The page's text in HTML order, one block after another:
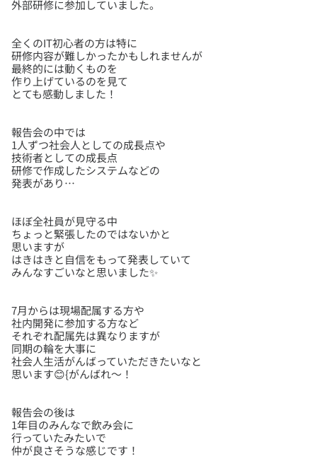
全くのIT初心者の方は特に
研修内容が難しかったかもしれませんが
最終的には動くものを
作り上げているのを見て
報告会の中では
1人ずつ社会人としての成長点や
技術者としての成長点
研修で作成したシステムなどの
ほぼ全社員が見守る中
ちょっと緊張したのではないかと
思いますが
はきはきと自信をもって発表していて
7月からは現場配属する方や
社内開発に参加する方など
それぞれ配属先は異なりますが
同期の輪を大事に
社会人生活がんばっていただきたいなと
報告会の後は
1年目のみんなで飲み会に
行っていたみたいで